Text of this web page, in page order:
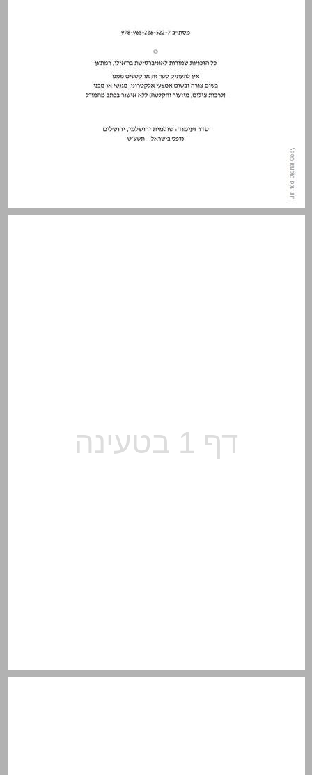
פרופ׳ אליעזר דון־יחיא ז״ל, חוקר הציונות הדתית: ציוני דרך ... 3